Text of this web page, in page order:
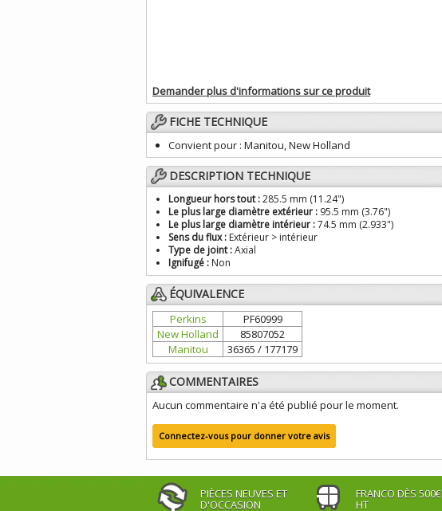
Demander plus d'informations sur ce produit
FICHE TECHNIQUE
Convient pour : Manitou, New Holland
DESCRIPTION TECHNIQUE
Longueur hors tout :285.5 mm (11.24")
Le plus large diamètre extérieur : 95.5 mm (3.76")
Le plus large diamètre intérieur :74.5 mm (2.933")
Sens du flux : Extérieur > intérieur
Type de joint :Axial
Ignifugé : Non
ÉQUIVALENCE
Perkins
PF60999
New Holland
85807052
Manitou
36365 / 177179
COMMENTAIRES
Aucun commentaire n'a été publié pour le moment.
Connectez-vous pour donner votre avis
PIÈCES NEUVES ET
D'OCCASION
FRANCO DÈS 500€
HT